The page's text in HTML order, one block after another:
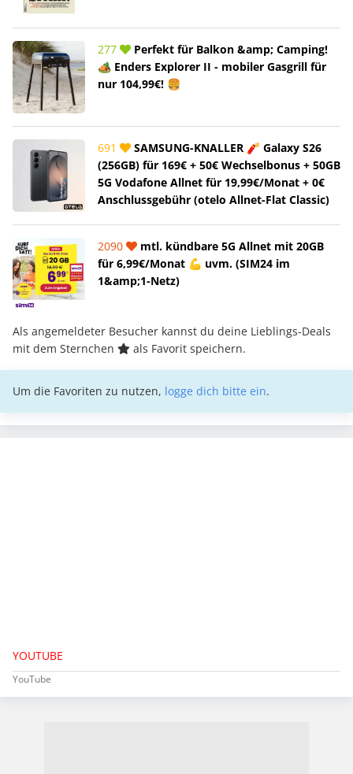
277
Perfekt für Balkon &amp; Camping!
🏕️ Enders Explorer II - mobiler Gasgrill für
nur 104,99€! 🍔
691
SAMSUNG-KNALLER 🧨 Galaxy S26
(256GB) für 169€ + 50€ Wechselbonus + 50GB
5G Vodafone Allnet für 19,99€/Monat + 0€
Anschlussgebühr (otelo Allnet-Flat Classic)
2090
mtl. kündbare 5G Allnet mit 20GB
für 6,99€/Monat 💪 uvm. (SIM24 im
1&amp;1-Netz)
Als angemeldeter Besucher kannst du deine Lieblings-Deals
mit dem Sternchen
als Favorit speichern.
Um die Favoriten zu nutzen, logge dich bitte ein.
YOUTUBE
YouTube